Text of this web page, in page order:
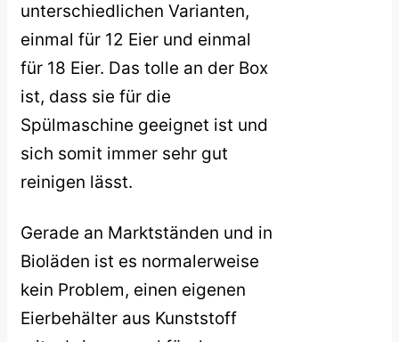
unterschiedlichen Varianten,
einmal für 12 Eier und einmal
für 18 Eier. Das tolle an der Box
ist, dass sie für die
Spülmaschine geeignet ist und
sich somit immer sehr gut
reinigen lässt.
Gerade an Marktständen und in
Bioläden ist es normalerweise
kein Problem, einen eigenen
Eierbehälter aus Kunststoff